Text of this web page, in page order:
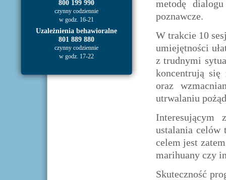
800 199 990
czynny codziennie
w godz. 16-21
Uzależnienia behawioralne
801 889 880
czynny codziennie
w godz. 17-22
metodę
poznawcze.
W trakcie 10
umiejętności
z trudnymi
koncentrują się
oraz
utrwalaniu
Interesującym
ustalania celów
celem jest
marihuany czy
Skuteczność